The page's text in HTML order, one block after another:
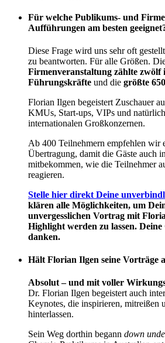
Für welche Publikums- und
Aufführungen am besten
Diese Frage wird uns sehr oft
zu beantworten. Für alle Größen.
Firmenveranstaltung zählte zwölf
Führungskräfte und die größte
Florian Ilgen begeistert Zuschauer
KMUs, Start-ups, VIPs und
internationalen Großkonzernen.
Ab 400 Teilnehmern empfehlen wir
Übertragung, damit die Gäste auch
mitbekommen, wie die Teilnehmer
reagieren.
Stelle hier direkt Deine
klären alle Möglichkeiten, um
unvergesslichen Vortrag mit
Highlight werden zu lassen.
danken.
Hält Florian Ilgen seine Vorträge
Absolut – und mit voller
Dr. Florian Ilgen begeistert auch
Keynotes, die inspirieren, mitreißen
hinterlassen.
Sein Weg dorthin begann down